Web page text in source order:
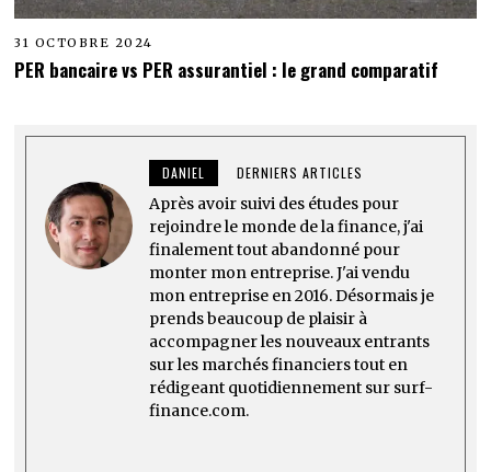
31 OCTOBRE 2024
PER bancaire vs PER assurantiel : le grand comparatif
DANIEL DERNIERS ARTICLES
Après avoir suivi des études pour
rejoindre le monde de la finance, j'ai
finalement tout abandonné pour
monter mon entreprise. J'ai vendu
mon entreprise en 2016. Désormais je
prends beaucoup de plaisir à
accompagner les nouveaux entrants
sur les marchés financiers tout en
rédigeant quotidiennement sur surf-
finance.com.